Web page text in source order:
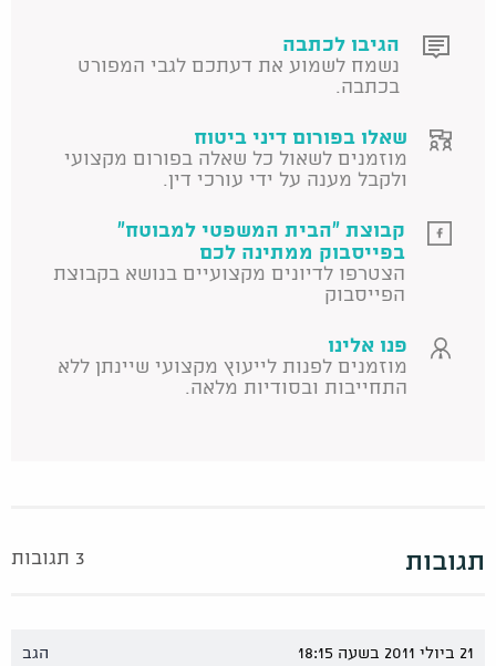
הגיבו לכתבה
נשמח לשמוע את דעתכם לגבי המפורט
בכתבה.
שאלו בפורום דיני ביטוח
מוזמנים לשאול כל שאלה בפורום מקצועי
ולקבל מענה על ידי עורכי דין.
קבוצת "הבית המשפטי למבוטח"
בפייסבוק ממתינה לכם
הצטרפו לדיונים מקצועיים בנושא בקבוצת
הפייסבוק
פנו אלינו
מוזמנים לפנות לייעוץ מקצועי שיינתן ללא
התחייבות ובסודיות מלאה.
תגובות 3 תגובות
21 ביולי 2011 בשעה 18:15 הגב